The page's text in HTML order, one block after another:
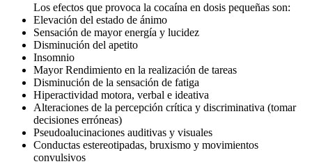
Los efectos que provoca la cocaína en dosis pequeñas son:
Elevación del estado de ánimo
Sensación de mayor energía y lucidez
Disminución del apetito
Insomnio
Mayor Rendimiento en la realización de tareas
Disminución de la sensación de fatiga
Hiperactividad motora, verbal e ideativa
Alteraciones de la percepción crítica y discriminativa (tomar
decisiones erróneas)
Pseudoalucinaciones auditivas y visuales
Conductas estereotipadas, bruxismo y movimientos
convulsivos